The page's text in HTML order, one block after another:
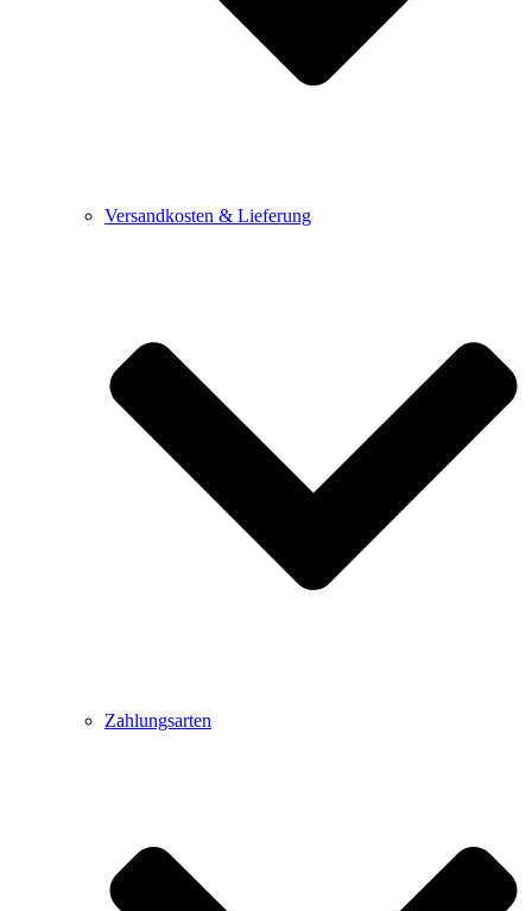
Versandkosten & Lieferung
Zahlungsarten